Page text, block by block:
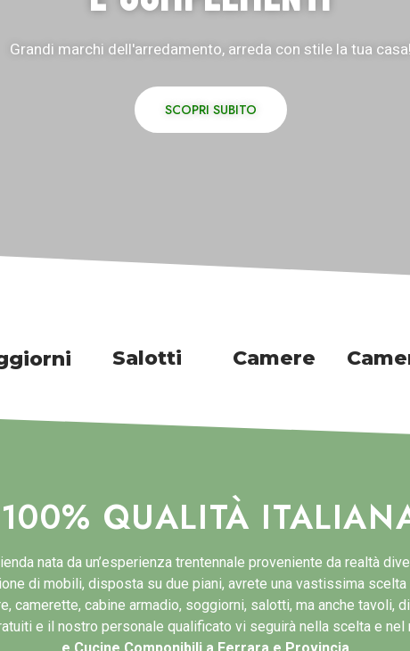
Grandi marchi dell'arredamento, arreda con stile la tua
SCOPRI SUBITO
Salotti Camere
100% QUALITÀ
nata da un’esperienza trentennale proveniente da realtà
di mobili, disposta su due piani, avrete una vastissima
camerette, cabine armadio, soggiorni, salotti, ma anche tavoli,
e il nostro personale qualificato vi seguirà nella scelta e